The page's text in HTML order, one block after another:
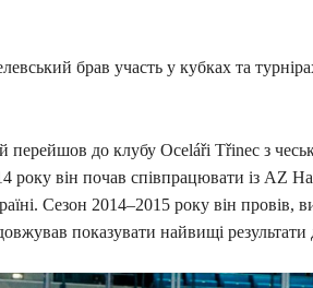
брав участь у кубках та
перейшов до клубу Oceláři Třinec з
року він почав співпрацювати із AZ
Сезон 2014–2015 року він
показувати найвищі